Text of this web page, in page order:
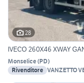
28
IVECO 260X46 XWAY
Monselice(PD)
Rivenditore VANZETTO